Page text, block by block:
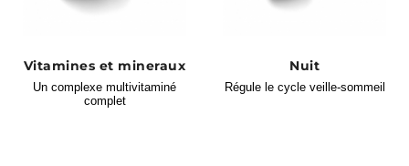
Vitamines et mineraux
Un complexe multivitaminé
complet
Nuit
Régule le cycle veille-sommeil